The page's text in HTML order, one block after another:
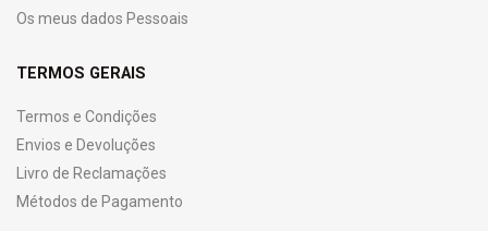
Os meus dados Pessoais
TERMOS GERAIS
Termos e Condições
Envios e Devoluções
Livro de Reclamações
Métodos de Pagamento